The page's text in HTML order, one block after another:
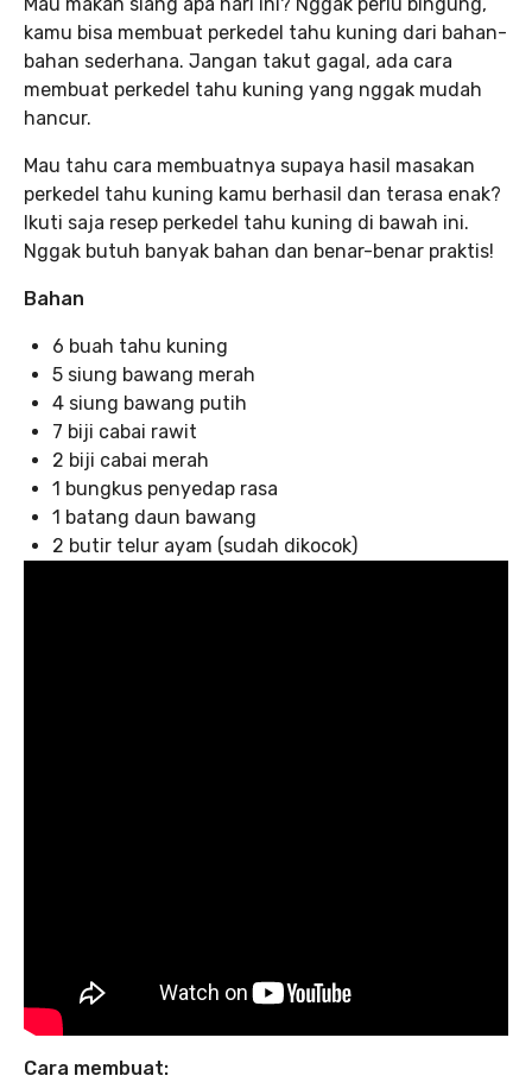
Mau makan siang apa hari ini? Nggak perlu bingung,
kamu bisa membuat perkedel tahu kuning dari bahan-
bahan sederhana. Jangan takut gagal, ada cara
membuat perkedel tahu kuning yang nggak mudah
hancur.
Mau tahu cara membuatnya supaya hasil masakan
perkedel tahu kuning kamu berhasil dan terasa enak?
Ikuti saja resep perkedel tahu kuning di bawah ini.
Nggak butuh banyak bahan dan benar-benar praktis!
Bahan
6 buah tahu kuning
5 siung bawang merah
4 siung bawang putih
7 biji cabai rawit
2 biji cabai merah
1 bungkus penyedap rasa
1 batang daun bawang
2 butir telur ayam (sudah dikocok)
Cara membuat: